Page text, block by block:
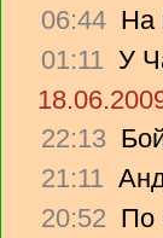
06:44 На
01:11 У
22:13
21:11
20:52 По